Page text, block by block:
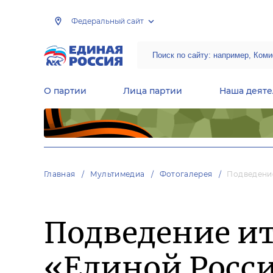
Федеральный сайт
О партии Лица партии Наша
Главная Мультимедиа Фотогалерея
Подведение